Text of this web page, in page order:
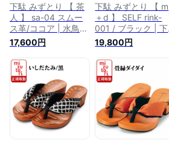
下駄 みずとり 【 茶
人 】 sa-04 スムー
ス革/ココア | 水鳥工
業 メンズ げた 痛く
ない 日本製 国産 履
きやすい下駄 サンダ
ル 浴衣 夏 男性 洋服
着物 履物 シンプル
大人 ファッション
カジュアル mizutori
17,600円
下駄 みずとり 【 m
＋d 】 SELF rink-
001 / ブラック | 下
駄 黒 水鳥工業 げた
メンズ 痛くない 日
本製 国産 履きやす
い下駄 サンダル 浴
衣 夏 男性 洋服 着物
履物 シンプル おし
ゃれ 大人 ファッシ
ョン カジュアル セ
ルフ mizutori
19,800円